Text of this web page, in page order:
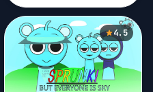
4.5